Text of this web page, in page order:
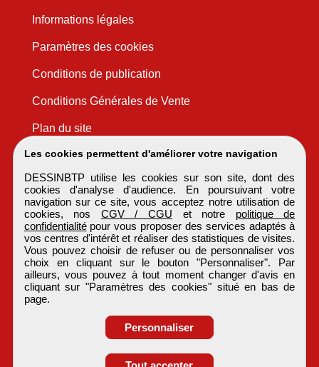
Les cookies permettent d'améliorer votre navigation
DESSINBTP utilise les cookies sur son site, dont des
cookies d'analyse d'audience. En poursuivant votre
navigation sur ce site, vous acceptez notre utilisation de
cookies, nos CGV / CGU et notre politique de
confidentialitépour vous proposer des services adaptés à
vos centres d'intérêt et réaliser des statistiques de visites.
Vous pouvez choisir de refuser ou de personnaliser vos
choix en cliquant sur le bouton "Personnaliser". Par
ailleurs, vous pouvez à tout moment changer d'avis en
cliquant sur "Paramètres des cookies" situé en bas de
page.
Personnaliser
Informations légales
Paramètres des cookies
Conditions de publication
Conditions Générales de Vente
Plan du site